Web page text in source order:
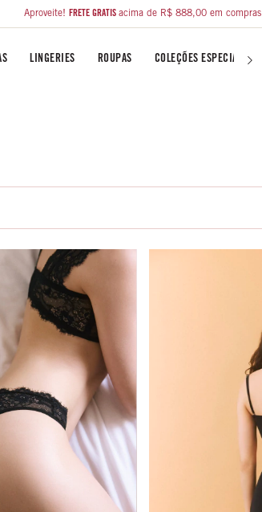
Aproveite! FRETE GRÁTIS acima de R$ 888,00 em compras
LINGERIES ROUPAS COLEÇÕES ESPECIAIS